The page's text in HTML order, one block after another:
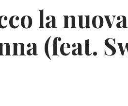
la
(feat.